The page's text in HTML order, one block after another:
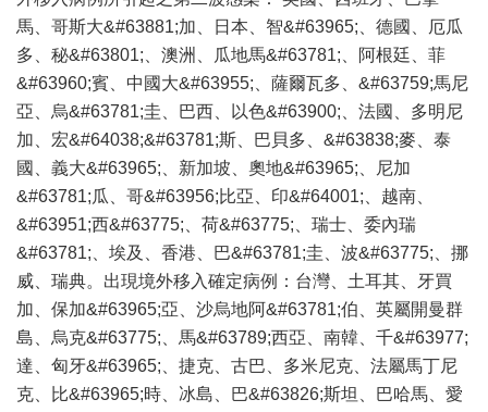
馬、哥斯大&#63881;加、日本、智&#63965;、德國、厄瓜
多、秘&#63801;、澳洲、瓜地馬&#63781;、阿根廷、菲
&#63960;賓、中國大&#63955;、薩爾瓦多、&#63759;馬尼
亞、烏&#63781;圭、巴西、以色&#63900;、法國、多明尼
加、宏&#64038;&#63781;斯、巴貝多、&#63838;麥、泰
國、義大&#63965;、新加坡、奧地&#63965;、尼加
&#63781;瓜、哥&#63956;比亞、印&#64001;、越南、
&#63951;西&#63775;、荷&#63775;、瑞士、委內瑞
&#63781;、埃及、香港、巴&#63781;圭、波&#63775;、挪
威、瑞典。出現境外移入確定病例：台灣、土耳其、牙買
加、保加&#63965;亞、沙烏地阿&#63781;伯、英屬開曼群
島、烏克&#63775;、馬&#63789;西亞、南韓、千&#63977;
達、匈牙&#63965;、捷克、古巴、多米尼克、法屬馬丁尼
克、比&#63965;時、冰島、巴&#63826;斯坦、巴哈馬、愛